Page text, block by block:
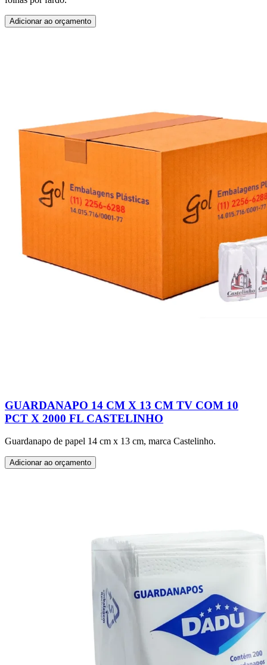
Adicionar ao orçamento
GUARDANAPO 14 CM X 13 CM TV COM 10
PCT X 2000 FL CASTELINHO
Guardanapo de papel 14 cm x 13 cm, marca Castelinho.
Adicionar ao orçamento